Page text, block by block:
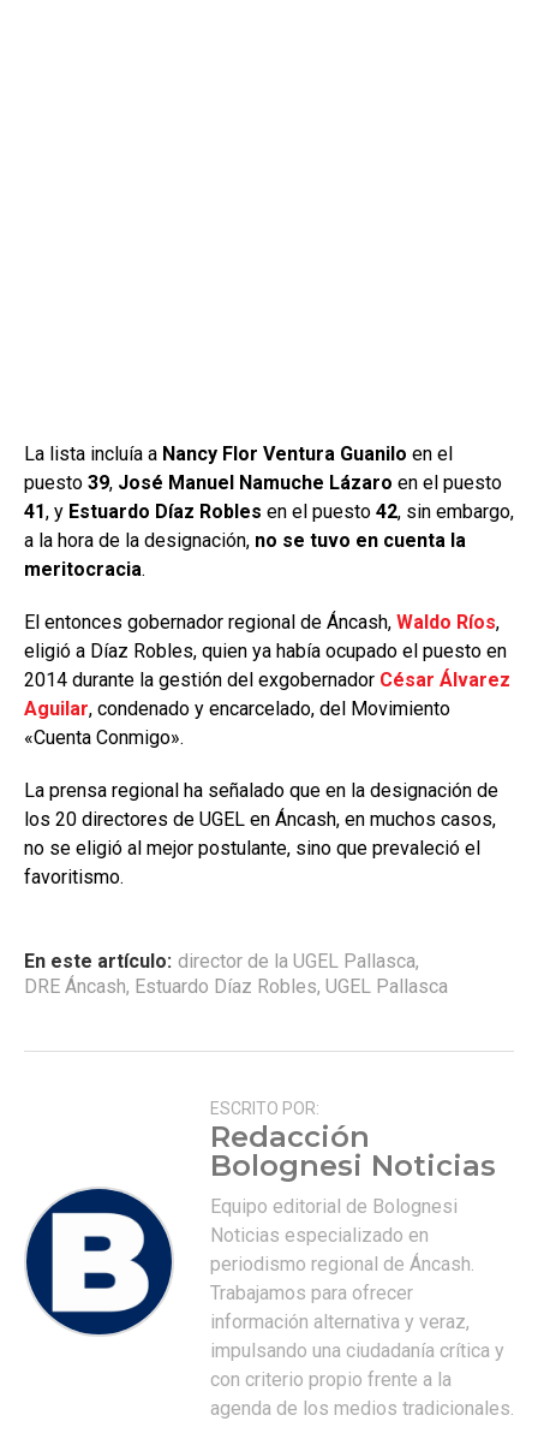
La lista incluía a Nancy Flor Ventura Guanilo en el
puesto 39, José Manuel Namuche Lázaro en el puesto
41, y Estuardo Díaz Robles en el puesto 42, sin embargo,
a la hora de la designación, no se tuvo en cuenta la
meritocracia.
El entonces gobernador regional de Áncash, Waldo Ríos,
eligió a Díaz Robles, quien ya había ocupado el puesto en
2014 durante la gestión del exgobernador César Álvarez
Aguilar, condenado y encarcelado, del Movimiento
«Cuenta Conmigo».
La prensa regional ha señalado que en la designación de
los 20 directores de UGEL en Áncash, en muchos casos,
no se eligió al mejor postulante, sino que prevaleció el
favoritismo.
En este artículo: director de la UGEL Pallasca,
DRE Áncash, Estuardo Díaz Robles, UGEL Pallasca
ESCRITO POR:
Redacción
Bolognesi Noticias
Equipo editorial de Bolognesi
Noticias especializado en
periodismo regional de Áncash.
Trabajamos para ofrecer
información alternativa y veraz,
impulsando una ciudadanía crítica y
con criterio propio frente a la
agenda de los medios tradicionales.